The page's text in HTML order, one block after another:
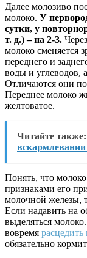
Далее молозиво
молоко. У
сутки, у
т. д.) – на 2-3.
молоко сменяется
переднего и
воды и углеводов,
Отличаются они
Переднее молоко
желтоватое.
Читайте также:
Понять, что
признаками его
молочной железы,
Если надавить на
выделяться
вовремя расцедить
обязательно